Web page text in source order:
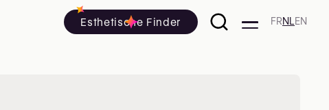
Esthetische Finder FRNL EN